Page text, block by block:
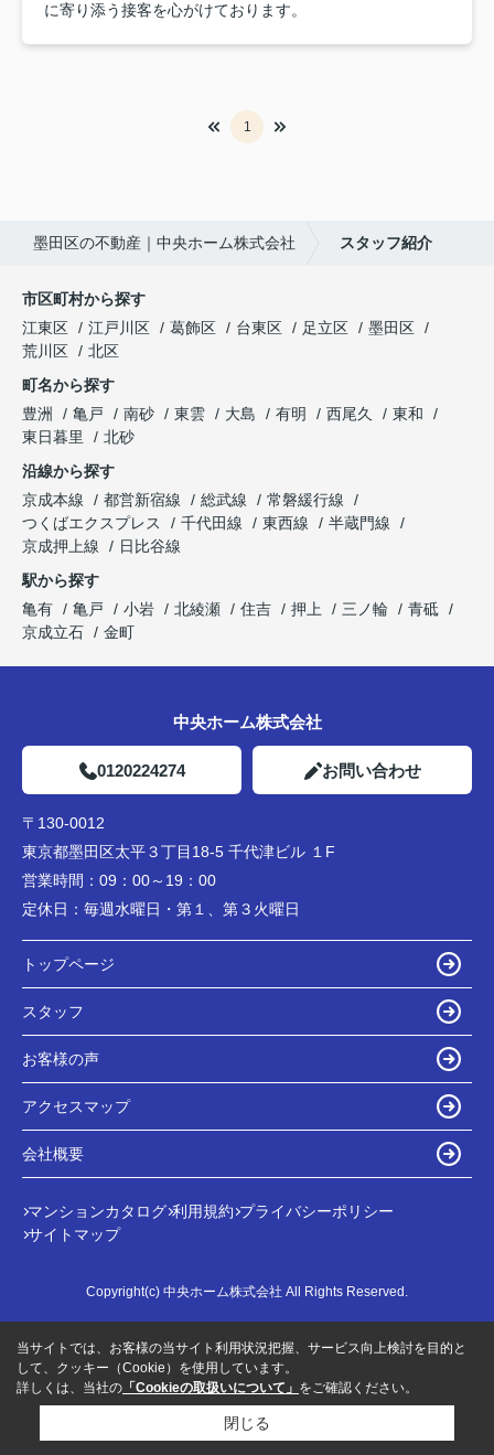
に寄り添う接客を心がけております。
1
墨田区の不動産｜中央ホーム株式会社 スタッフ紹介
市区町村から探す
江東区
江戸川区 葛飾区 台東区 足立区
墨田区
荒川区
北区
町名から探す
豊洲
亀戸 南砂 東雲 大島 有明 西尾久
東和
東日暮里
北砂
沿線から探す
京成本線
都営新宿線 総武線
常磐緩行線
つくばエクスプレス
千代田線 東西線
半蔵門線
京成押上線
日比谷線
駅から探す
亀有
亀戸 小岩 北綾瀬 住吉 押上 三ノ輪
青砥
京成立石
金町
中央ホーム株式会社
0120224274 お問い合わせ
〒130-0012
東京都墨田区太平３丁目18-5 千代津ビル １F
営業時間： 09：00～19：00
定休日： 毎週水曜日・第１、第３火曜日
トップページ
スタッフ
お客様の声
アクセスマップ
会社概要
マンションカタログ 利用規約 プライバシーポリシー
サイトマップ
Copyright(c) 中央ホーム株式会社 All Rights Reserved.
当サイトでは、お客様の当サイト利用状況把握、サービス向上検討を目的と
して、クッキー（Cookie）を使用しています。
詳しくは、当社の 「Cookieの取扱いについて」 をご確認ください。
閉じる